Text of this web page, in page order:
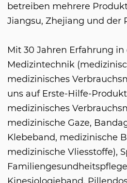
betreiben mehrere
Jiangsu, Zhejiang und der
Mit 30 Jahren Erfahrung in
Medizintechnik
medizinisches
uns auf Erste-Hilfe-
medizinisches
medizinische Gaze,
Klebeband, medizinische
medizinische Vliesstoffe),
Kinesiologieband,